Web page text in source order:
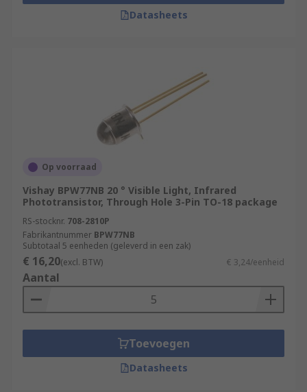
Datasheets
Op voorraad
Vishay BPW77NB 20 ° Visible Light, Infrared
Phototransistor, Through Hole 3-Pin TO-18 package
RS-stocknr. 708-2810P
Fabrikantnummer BPW77NB
Subtotaal 5 eenheden (geleverd in een zak)
€ 16,20(excl. BTW) € 3,24/eenheid
Aantal
Toevoegen
Datasheets